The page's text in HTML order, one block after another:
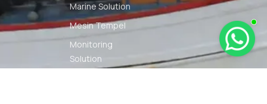
Marine Solution
Mesin Tempel
Monitoring
Solution